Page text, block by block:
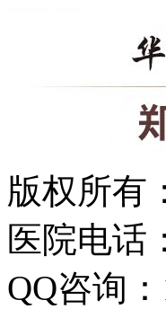
版权所有：
医院电话
QQ咨询